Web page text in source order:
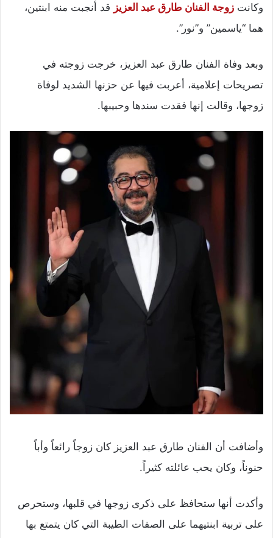
وكانت زوجة الفنان طارق عبد العزيز قد أنجبت منه ابنتين،
هما “ياسمين” و”نور”.
وبعد وفاة الفنان طارق عبد العزيز، خرجت زوجته في
تصريحات إعلامية، أعربت فيها عن حزنها الشديد لوفاة
زوجها، وقالت إنها فقدت سندها وحبيبها.
وأضافت أن الفنان طارق عبد العزيز كان زوجاً رائعاً وأباً
حنوناً، وكان يحب عائلته كثيراً.
وأكدت أنها ستحافظ على ذكرى زوجها في قلبها، وستحرص
على تربية ابنتيهما على الصفات الطيبة التي كان يتمتع بها